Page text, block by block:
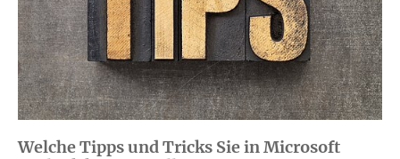
Welche Tipps und Tricks Sie in Microsoft